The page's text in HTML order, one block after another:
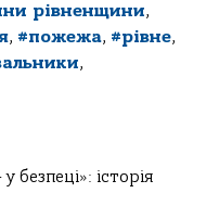
рівненщини,
, #пожежа, #рівне,
,
безпеці»: історія